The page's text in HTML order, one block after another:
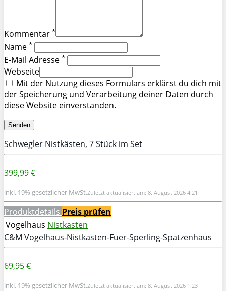
Kommentar *
Name *
E-Mail Adresse *
Webseite
Mit der Nutzung dieses Formulars erklärst du dich mit
der Speicherung und Verarbeitung deiner Daten durch
diese Website einverstanden.
Schwegler Nistkästen, 7 Stück im Set
399,99 €
inkl. 19% gesetzlicher MwSt.Zuletzt aktualisiert am: 8. August 2026 4:21
Produktdetails Preis prüfen
Vogelhaus Nistkasten
C&M Vogelhaus-Nistkasten-Fuer-Sperling-Spatzenhaus
69,95 €
inkl. 19% gesetzlicher MwSt.Zuletzt aktualisiert am: 8. August 2026 1:23